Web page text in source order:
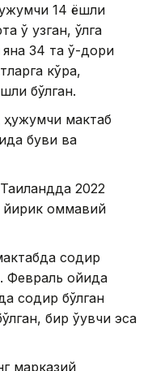
14 ёшли
ўқ узган, қўлга
34 та ўқ-дори
кўра,
бўлган.
ҳужумчи мактаб
буви ва
2022
йирик оммавий
содир
Февраль ойида
содир бўлган
бир ўқувчи эса
марказий